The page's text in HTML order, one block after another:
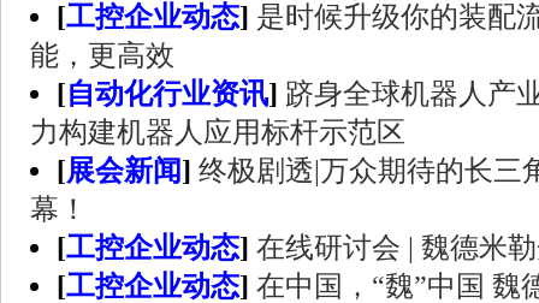
[工控企业动态] 是时候升级你的装配
能，更高效
[自动化行业资讯] 跻身全球机器人产
力构建机器人应用标杆示范区
[展会新闻] 终极剧透|万众期待的长三
幕！
[工控企业动态] 在线研讨会 | 魏德米
[工控企业动态] 在中国，“魏”中国 魏